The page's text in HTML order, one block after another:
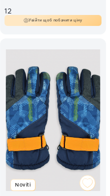
12
Увійти щоб побачити ціну
Noviti